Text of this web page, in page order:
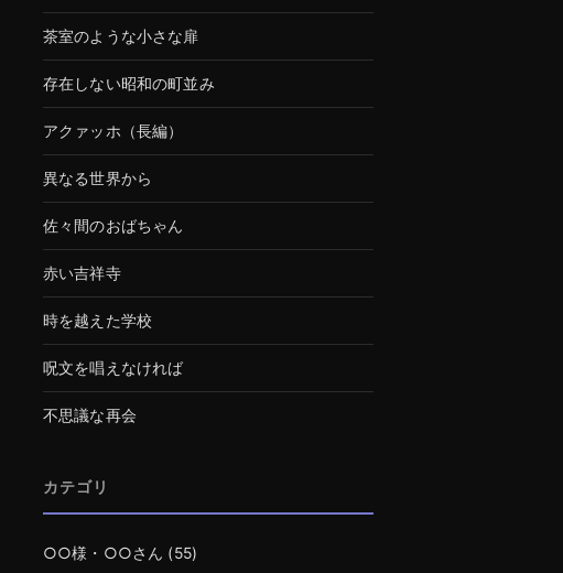
茶室のような小さな扉
存在しない昭和の町並み
アクァッホ（長編）
異なる世界から
佐々間のおばちゃん
赤い吉祥寺
時を越えた学校
呪文を唱えなければ
不思議な再会
カテゴリ
○○様・○○さん (55)